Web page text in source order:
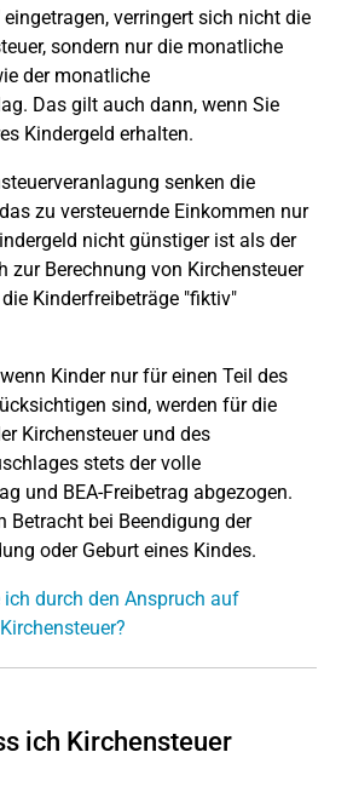
verringert sich nicht die
sondern nur die monatliche
der monatliche
Das gilt auch dann, wenn Sie
Kindergeld erhalten.
senken die
zu versteuernde Einkommen nur
nicht günstiger ist als der
zur Berechnung von Kirchensteuer
Kinderfreibeträge "fiktiv"
Kinder nur für einen Teil des
sind, werden für die
Kirchensteuer und des
stets der volle
und BEA-Freibetrag abgezogen.
Betracht bei Beendigung der
oder Geburt eines Kindes.
ich durch den Anspruch auf
ich Kirchensteuer